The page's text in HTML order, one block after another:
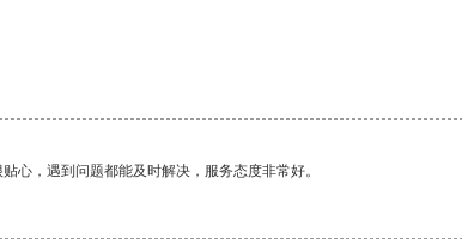
心，遇到问题都能及时解决，服务态度非常好。